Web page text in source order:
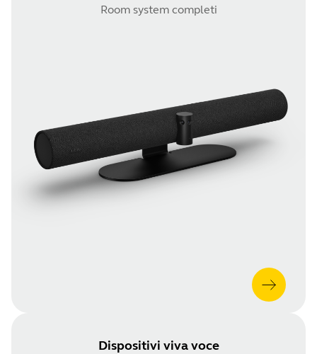
Room system completi
Dispositivi viva voce